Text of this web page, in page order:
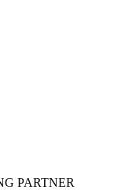
PARTNER